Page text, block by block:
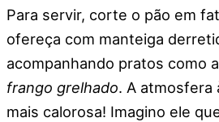
Para servir, corte o pão em
ofereça com manteiga
acompanhando pratos como a
frango grelhado. A atmosfera
mais calorosa! Imagino ele